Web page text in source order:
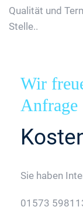
Qualität und
Stelle..
Wir
Anfrage
Sie haben
01573